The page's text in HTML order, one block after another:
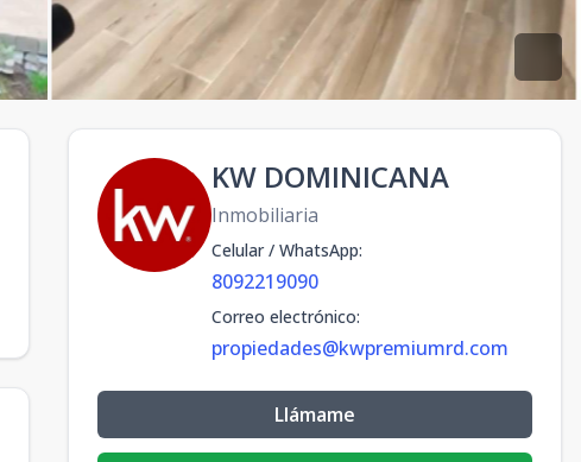
KW DOMINICANA
Inmobiliaria
Celular / WhatsApp:
8092219090
Correo electrónico:
propiedades@kwpremiumrd.com
Llámame